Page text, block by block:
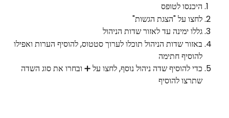
היכנסו לטופס
לחצו על "הצגת הגשות"
גללו ימינה עד לאזור שדות הניהול
באזור שדות הניהול תוכלו לערוך סטטוס, להוסיף הערות ואפילו
להוסיף חתימה
כדי להוסיף שדה ניהול נוסף, לחצו על ➕ ובחרו את סוג השדה
שתרצו להוסיף